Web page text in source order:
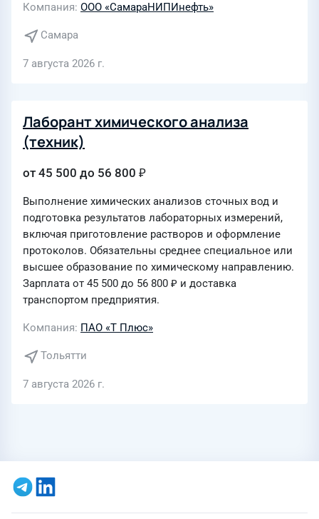
Компания ООО «СамараНИПИнефть»
Самара
7 августа 2026 г.
Лаборант химического анализа
(техник)
от 45 500 до 56 800 ₽
Выполнение химических анализов сточных вод и
подготовка результатов лабораторных измерений,
включая приготовление растворов и оформление
протоколов. Обязательны среднее специальное или
высшее образование по химическому направлению.
Зарплата от 45 500 до 56 800 ₽ и доставка
транспортом предприятия.
Компания ПАО «Т Плюс»
Тольятти
7 августа 2026 г.